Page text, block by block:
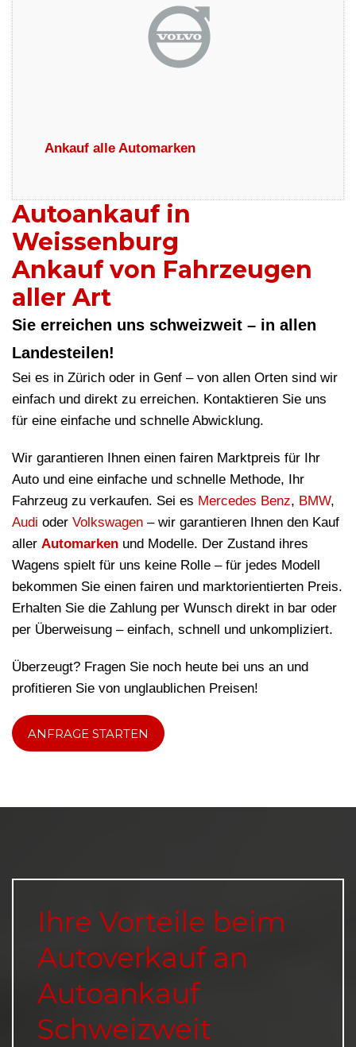
Ankauf alle Automarken
Autoankauf in
Weissenburg
Ankauf von Fahrzeugen
aller Art
Sie erreichen uns schweizweit – in allen
Landesteilen!
Sei es in Zürich oder in Genf – von allen Orten sind wir
einfach und direkt zu erreichen. Kontaktieren Sie uns
für eine einfache und schnelle Abwicklung.
Wir garantieren Ihnen einen fairen Marktpreis für Ihr
Auto und eine einfache und schnelle Methode, Ihr
Fahrzeug zu verkaufen. Sei es Mercedes Benz, BMW,
Audi oder Volkswagen – wir garantieren Ihnen den Kauf
aller Automarken und Modelle. Der Zustand ihres
Wagens spielt für uns keine Rolle – für jedes Modell
bekommen Sie einen fairen und marktorientierten Preis.
Erhalten Sie die Zahlung per Wunsch direkt in bar oder
per Überweisung – einfach, schnell und unkompliziert.
Überzeugt? Fragen Sie noch heute bei uns an und
profitieren Sie von unglaublichen Preisen!
ANFRAGE STARTEN
Ihre Vorteile beim
Autoverkauf an
Autoankauf
Schweizweit